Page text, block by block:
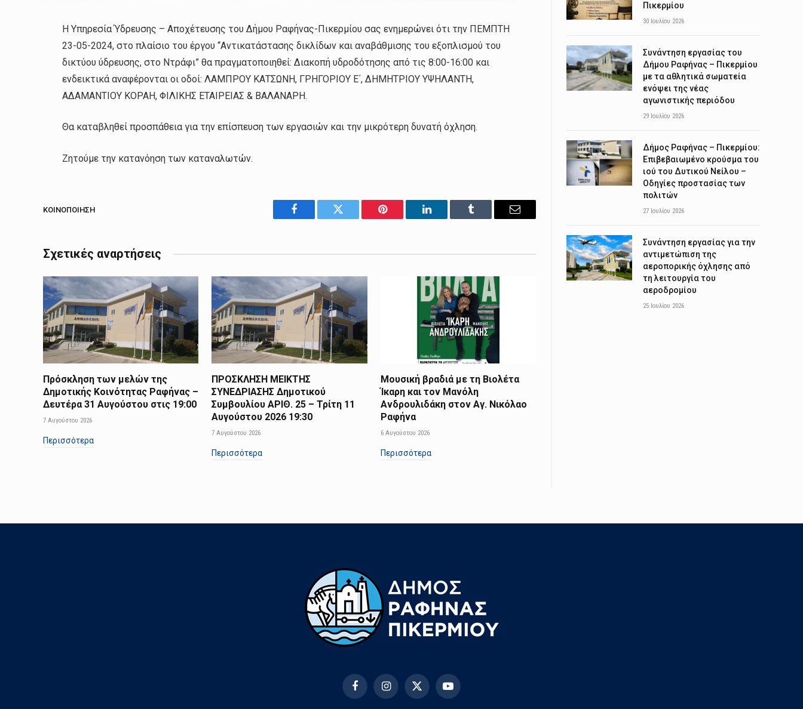
Η Υπηρεσία Ύδρευσης – Αποχέτευσης του Δήμου Ραφήνας-Πικερμίου σας ενημερώνει ότι την ΠΕΜΠΤΗ
23-05-2024, στο πλαίσιο του έργου “Αντικατάστασης δικλίδων και αναβάθμισης του εξοπλισμού του
δικτύου ύδρευσης, στο Ντράφι” θα πραγματοποιηθεί: Διακοπή υδροδότησης από τις 8:00-16:00 και
ενδεικτικά αναφέρονται οι οδοί: ΛΑΜΠΡΟΥ ΚΑΤΣΩΝΗ, ΓΡΗΓΟΡΙΟΥ Ε΄, ΔΗΜΗΤΡΙΟΥ ΥΨΗΛΑΝΤΗ,
ΑΔΑΜΑΝΤΙΟΥ ΚΟΡΑΗ, ΦΙΛΙΚΗΣ ΕΤΑΙΡΕΙΑΣ & ΒΑΛΑΝΑΡΗ.
Θα καταβληθεί προσπάθεια για την επίσπευση των εργασιών και την μικρότερη δυνατή όχληση.
Ζητούμε την κατανόηση των καταναλωτών.
ΚΟΙΝΟΠΟΊΗΣΗ
Facebook Twitter Pinterest LinkedIn Tumblr Email
Σχετικές αναρτήσεις
Πρόσκληση των μελών της
Δημοτικής Κοινότητας Ραφήνας –
Δευτέρα 31 Αυγούστου στις 19:00
7 Αυγούστου 2026
Περισσότερα
ΠΡΟΣΚΛΗΣΗ ΜΕΙΚΤΗΣ
ΣΥΝΕΔΡΙΑΣΗΣ Δημοτικού
Συμβουλίου ΑΡΙΘ. 25 – Τρίτη 11
Αυγούστου 2026 19:30
7 Αυγούστου 2026
Περισσότερα
Μουσική βραδιά με τη Βιολέτα
Ίκαρη και τον Μανόλη
Ανδρουλιδάκη στον Αγ. Νικόλαο
Ραφήνα
6 Αυγούστου 2026
Περισσότερα
Πικερμίου
30 Ιουλίου 2026
Συνάντηση εργασίας του
Δήμου Ραφήνας – Πικερμίου
με τα αθλητικά σωματεία
ενόψει της νέας
αγωνιστικής περιόδου
29 Ιουλίου 2026
Δήμος Ραφήνας – Πικερμίου:
Επιβεβαιωμένο κρούσμα του
ιού του Δυτικού Νείλου –
Οδηγίες προστασίας των
πολιτών
27 Ιουλίου 2026
Συνάντηση εργασίας για την
αντιμετώπιση της
αεροπορικής όχλησης από
τη λειτουργία του
αεροδρομίου
25 Ιουλίου 2026
FacebookInstagramX
YouTube